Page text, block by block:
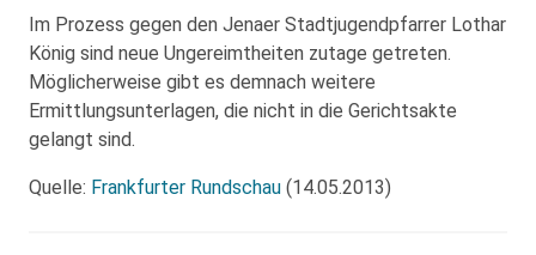
Im Prozess gegen den Jenaer Stadtjugendpfarrer Lothar
König sind neue Ungereimtheiten zutage getreten.
Möglicherweise gibt es demnach weitere
Ermittlungsunterlagen, die nicht in die Gerichtsakte
gelangt sind.
Quelle: Frankfurter Rundschau (14.05.2013)